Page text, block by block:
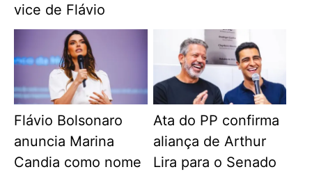
vice de Flávio
Flávio Bolsonaro
anuncia Marina
Candia como nome
Ata do PP confirma
aliança de Arthur
Lira para o Senado